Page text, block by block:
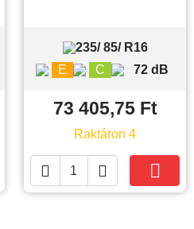
235/ 85/ R16
E
C 72 dB
73 405,75 Ft
Raktáron 4
  